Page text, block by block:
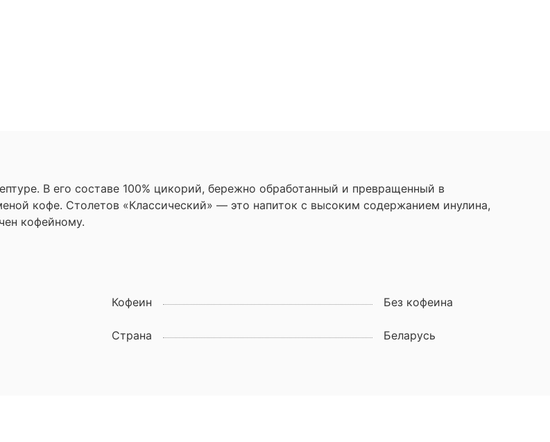
В его составе 100% цикорий, бережно обработанный и превращенный в
кофе. Столетов «Классический» — это напиток с высоким содержанием инулина,
кофейному.
Кофеин Без кофеина
Страна Беларусь